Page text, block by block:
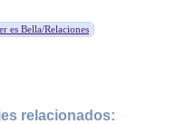
es Bella/Relaciones
relacionados: